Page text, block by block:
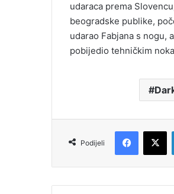
udaraca prema
beogradske publike,
udarao Fabjana s nogu,
pobijedio tehničkim
Podijeli